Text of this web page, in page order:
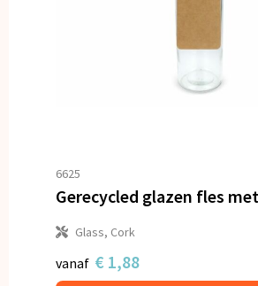
6625
Glass, Cork
vanaf € 1,88